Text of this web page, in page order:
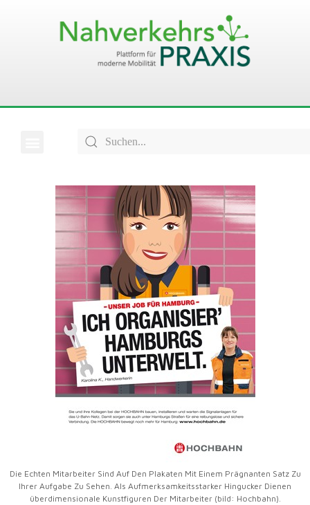
Die Echten Mitarbeiter Sind Auf Den Plakaten Mit Einem Prägnanten Satz Zu
Ihrer Aufgabe Zu Sehen. Als Aufmerksamkeitsstarker Hingucker Dienen
überdimensionale Kunstfiguren Der Mitarbeiter (bild: Hochbahn).